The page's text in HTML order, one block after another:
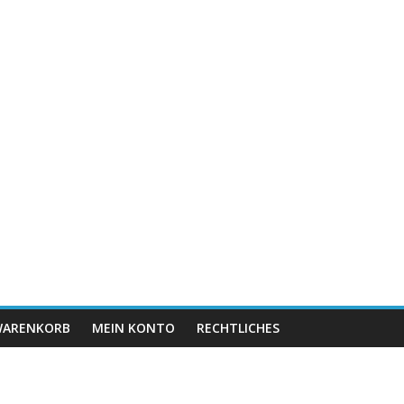
MEIN KONTO RECHTLICHES